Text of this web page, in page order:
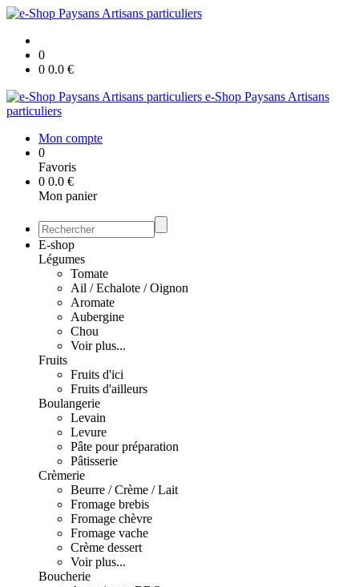
0
0 0.0 €
e-Shop Paysans Artisans
particuliers
Mon compte
0
Favoris
0 0.0 €
Mon panier
E-shop
Légumes
Tomate
Ail / Echalote / Oignon
Aromate
Aubergine
Chou
Voir plus...
Fruits
Fruits d'ici
Fruits d'ailleurs
Boulangerie
Levain
Levure
Pâte pour préparation
Pâtisserie
Crèmerie
Beurre / Crème / Lait
Fromage brebis
Fromage chèvre
Fromage vache
Crème dessert
Voir plus...
Boucherie